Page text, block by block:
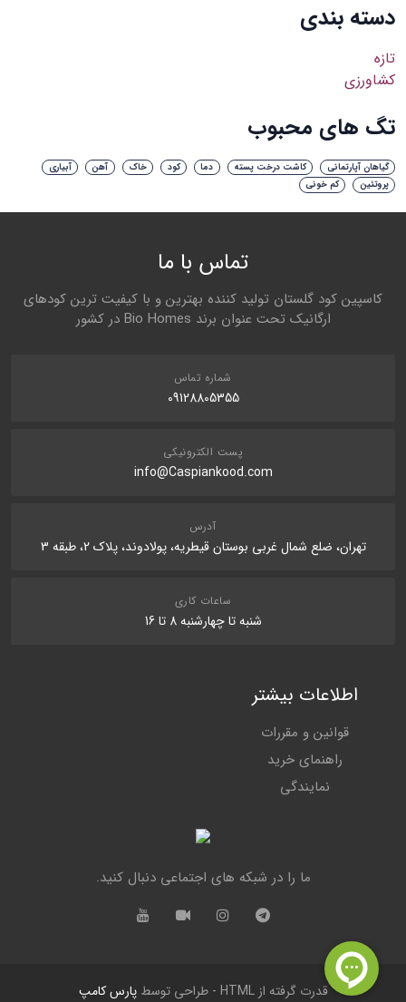
دسته بندی
تازه
کشاورزی
تگ های محبوب
گیاهان آپارتمانی کاشت درخت پسته دما کود خاک آهن
آبیاری
پروتئین
کم خونی
تماس با ما
کاسپین کود گلستان تولید کننده بهترین و با کیفیت ترین کودهای
ارگانیک تحت عنوان برند Bio Homes در کشور
شماره تماس
09128805355
پست الکترونیکی
info@Caspiankood.com
آدرس
تهران، ضلع شمال غربی بوستان قیطریه، پولادوند، پلاک 2، طبقه 3
ساعات کاری
شنبه تا چهارشنبه 8 تا 16
اطلاعات بیشتر
قوانین و مقررات
راهنمای خرید
نمایندگی
ما را در شبکه های اجتماعی دنبال کنید.
قدرت گرفته از HTML - طراحی توسط پارس کامپ